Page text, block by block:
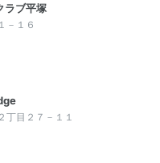
ラブ平塚
－１６
丁目２７－１１